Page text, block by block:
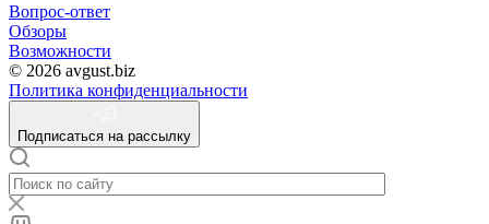
Вопрос-ответ
Обзоры
Возможности
© 2026 avgust.biz
Политика конфиденциальности
Подписаться на рассылку